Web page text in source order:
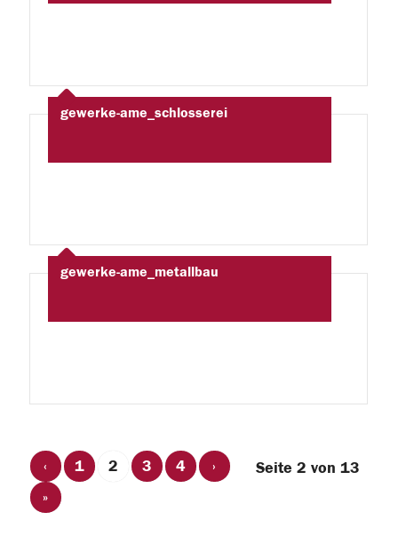
gewerke-ame_schlosserei
gewerke-ame_metallbau
Seite 2 von 13
‹ 1 2 3 4
›
»